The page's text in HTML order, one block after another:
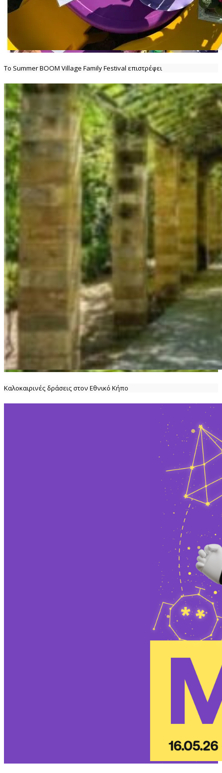
Το Summer BOOM Village Family Festival επιστρέφει
Καλοκαιρινές δράσεις στον Εθνικό Κήπο